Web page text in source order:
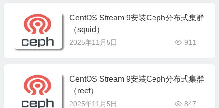
CentOS Stream 9安装Ceph分布式集群
（squid）
2025年11月5日 911
CentOS Stream 9安装Ceph分布式集群
（reef）
2025年11月5日 847